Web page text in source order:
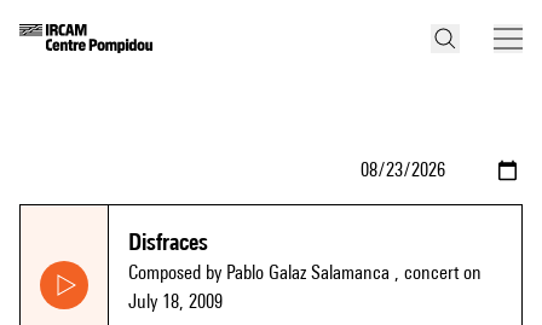
Disfraces
Composed by Pablo Galaz Salamanca , concert on
July 18, 2009